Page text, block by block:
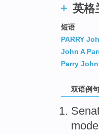
英格
短语
PARRY
John A
Parry
双语例句